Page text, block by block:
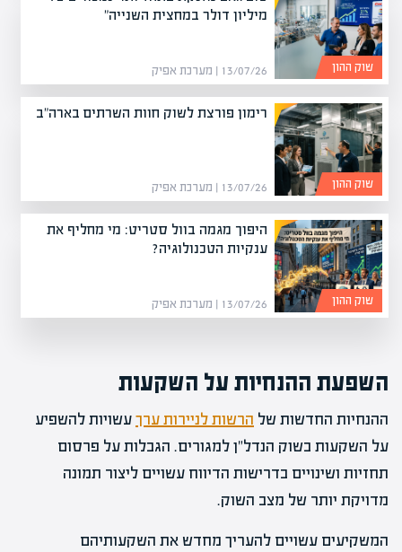
מיליון דולר במחצית השנייה"
13/07/26 | מערכת אפיק שוק ההון
רימון פורצת לשוק חוות השרתים בארה"ב
13/07/26 | מערכת אפיק שוק ההון
היפוך מגמה בוול סטריט: מי מחליף את
ענקיות הטכנולוגיה?
13/07/26 | מערכת אפיק שוק ההון
השפעת ההנחיות על השקעות
ההנחיות החדשות של הרשות לניירות ערךעשויות להשפיע
על השקעות בשוק הנדל"ן למגורים. הגבלות על פרסום
תחזיות ושינויים בדרישות הדיווח עשויים ליצור תמונה
מדויקת יותר של מצב השוק.
המשקיעים עשויים להעריך מחדש את השקעותיהם